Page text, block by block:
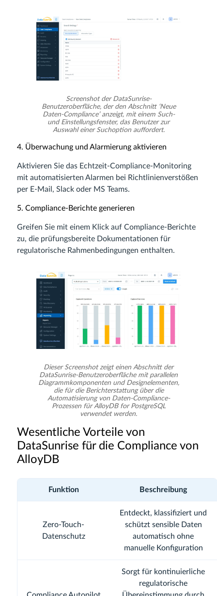
Screenshot der DataSunrise-
Benutzeroberfläche, der den Abschnitt ‘Neue
Daten-Compliance’ anzeigt, mit einem Such-
und Einstellungsfenster, das Benutzer zur
Auswahl einer Suchoption auffordert.
4. Überwachung und Alarmierung aktivieren
Aktivieren Sie das Echtzeit-Compliance-Monitoring
mit automatisierten Alarmen bei Richtlinienverstößen
per E-Mail, Slack oder MS Teams.
5. Compliance-Berichte generieren
Greifen Sie mit einem Klick auf Compliance-Berichte
zu, die prüfungsbereite Dokumentationen für
regulatorische Rahmenbedingungen enthalten.
Dieser Screenshot zeigt einen Abschnitt der
DataSunrise-Benutzeroberfläche mit parallelen
Diagrammkomponenten und Designelementen,
die für die Berichterstattung über die
Automatisierung von Daten-Compliance-
Prozessen für AlloyDB for PostgreSQL
verwendet werden.
Wesentliche Vorteile von
DataSunrise für die Compliance von
AlloyDB
Funktion Beschreibung
Zero-Touch-
Datenschutz
Entdeckt, klassifiziert und
schützt sensible Daten
automatisch ohne
manuelle Konfiguration
Sorgt für kontinuierliche
regulatorische